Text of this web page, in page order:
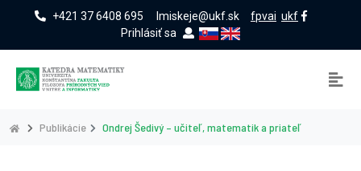
+421 37 6408 695 lmiskeje@ukf.sk fpvai ukf
Prihlásiť sa
Publikácie Ondrej Šedivý – učiteľ, matematik a priateľ